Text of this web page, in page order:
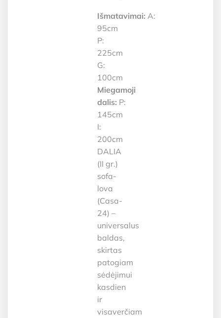
Išmatavimai: A:
95cm
P:
225cm
G:
100cm
Miegamoji
dalis: P:
145cm
I:
200cm
DALIA
(II gr.)
sofa-
lova
(Casa-
24) –
universalus
baldas,
skirtas
patogiam
sėdėjimui
kasdien
ir
visaverčiam